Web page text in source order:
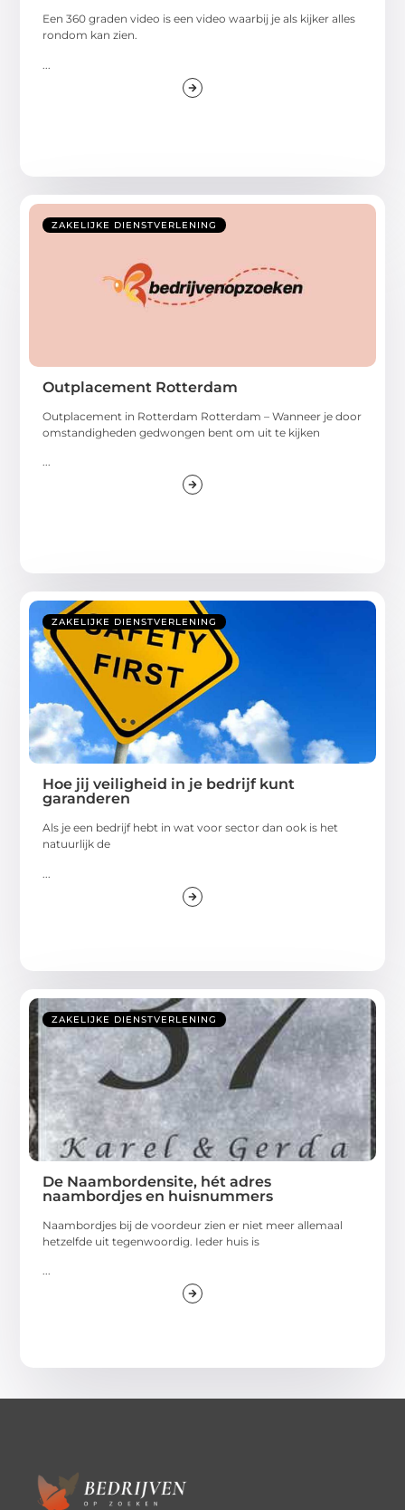
Een 360 graden video is een video waarbij je als kijker alles
rondom kan zien.
ZAKELIJKE DIENSTVERLENING
Outplacement Rotterdam
Outplacement in Rotterdam Rotterdam – Wanneer je door
omstandigheden gedwongen bent om uit te kijken
...
ZAKELIJKE DIENSTVERLENING
Hoe jij veiligheid in je bedrijf kunt
garanderen
Als je een bedrijf hebt in wat voor sector dan ook is het
natuurlijk de
ZAKELIJKE DIENSTVERLENING
De Naambordensite, hét adres
naambordjes en huisnummers
Naambordjes bij de voordeur zien er niet meer allemaal
hetzelfde uit tegenwoordig. Ieder huis is